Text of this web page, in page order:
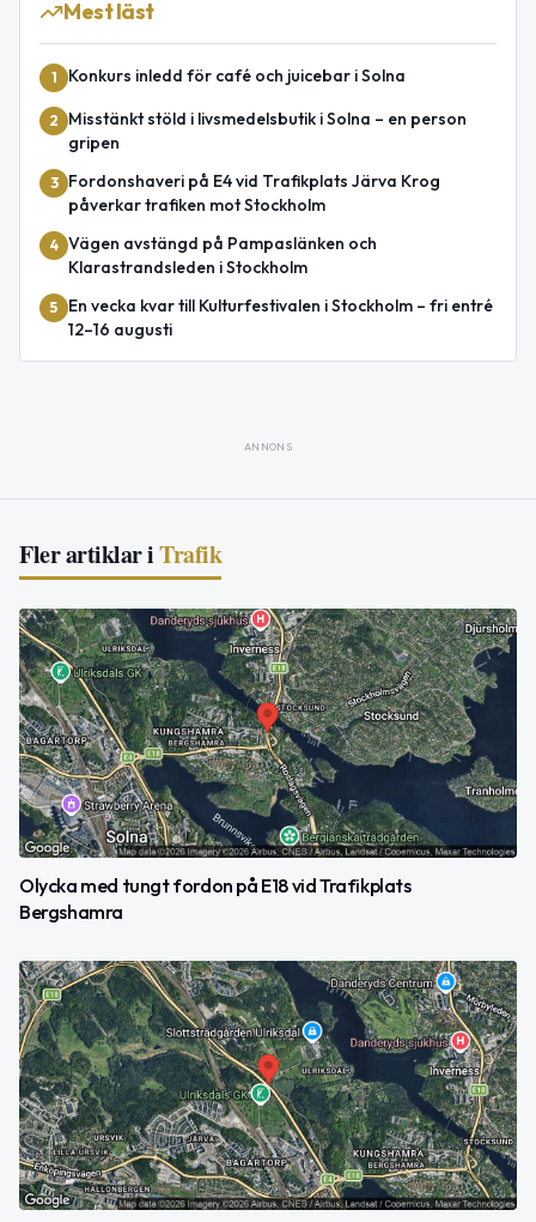
Mest läst
1 Konkurs inledd för café och juicebar i Solna
2
Misstänkt stöld i livsmedelsbutik i Solna – en person
gripen
3
Fordonshaveri på E4 vid Trafikplats Järva Krog
påverkar trafiken mot Stockholm
4 Vägen avstängd på Pampaslänken och
Klarastrandsleden i Stockholm
5
En vecka kvar till Kulturfestivalen i Stockholm – fri entré
12–16 augusti
ANNONS
Fler artiklar iTrafik
Olycka med tungt fordon på E18 vid Trafikplats
Bergshamra